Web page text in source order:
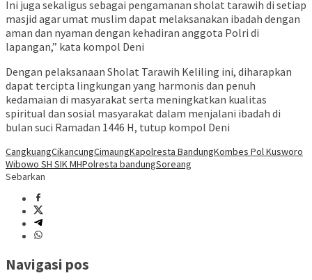
Ini juga sekaligus sebagai pengamanan sholat tarawih di setiap
masjid agar umat muslim dapat melaksanakan ibadah dengan
aman dan nyaman dengan kehadiran anggota Polri di
lapangan,” kata kompol Deni
Dengan pelaksanaan Sholat Tarawih Keliling ini, diharapkan
dapat tercipta lingkungan yang harmonis dan penuh
kedamaian di masyarakat serta meningkatkan kualitas
spiritual dan sosial masyarakat dalam menjalani ibadah di
bulan suci Ramadan 1446 H, tutup kompol Deni
CangkuangCikancungCimaungKapolresta BandungKombes Pol Kusworo
Wibowo SH SIK MHPolresta bandungSoreang
Sebarkan
Navigasi pos